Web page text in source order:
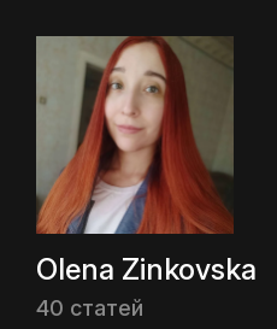
Olena Zinkovska
40 статей